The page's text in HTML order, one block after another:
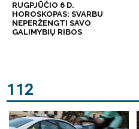
RUGPJŪČIO 6 D.
HOROSKOPAS: SVARBU
NEPERŽENGTI SAVO
GALIMYBIŲ RIBOS
112